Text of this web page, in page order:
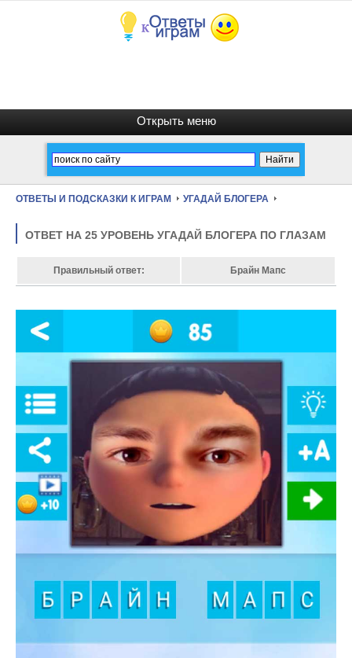
ОТВЕТЫ И ПОДСКАЗКИ К ИГРАМ УГАДАЙ БЛОГЕРА
ОТВЕТ НА 25 УРОВЕНЬ УГАДАЙ БЛОГЕРА ПО ГЛАЗАМ
Правильный ответ: Брайн Мапс